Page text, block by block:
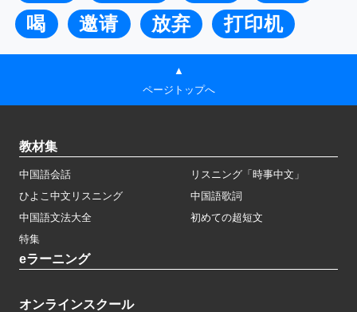
喝
邀请 放弃 打印机
▲
ページトップへ
教材集
中国語会話
リスニング「時事中文」
ひよこ中文リスニング
中国語歌詞
中国語文法大全
初めての超短文
特集
eラーニング
オンラインスクール